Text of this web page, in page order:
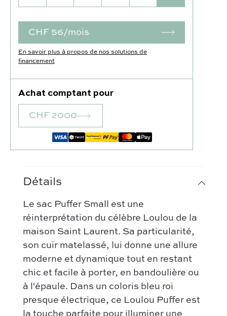
Coup de coeur
Sac à main
Sac porté épaule
Sac bandoulière
Nos modèles préférés :
Kelly – Hermès
Niki – Saint Laurent
Lady Dior – Dior
Hermès
Bottega Veneta
Dior
Saint Laurent
Louis Vuitton
Chanel
Comment ça marche
Authentification par Entrupy
CHF 56/mois
En savoir plus à propos de nos solutions de
financement
Achat comptant pour
CHF 2000
Détails
Le sac Puffer Small est une
réinterprétation du célèbre Loulou de la
maison Saint Laurent. Sa particularité,
son cuir matelassé, lui donne une allure
moderne et dynamique tout en restant
chic et facile à porter, en bandoulière ou
à l'épaule. Dans un coloris bleu roi
presque électrique, ce Loulou Puffer est